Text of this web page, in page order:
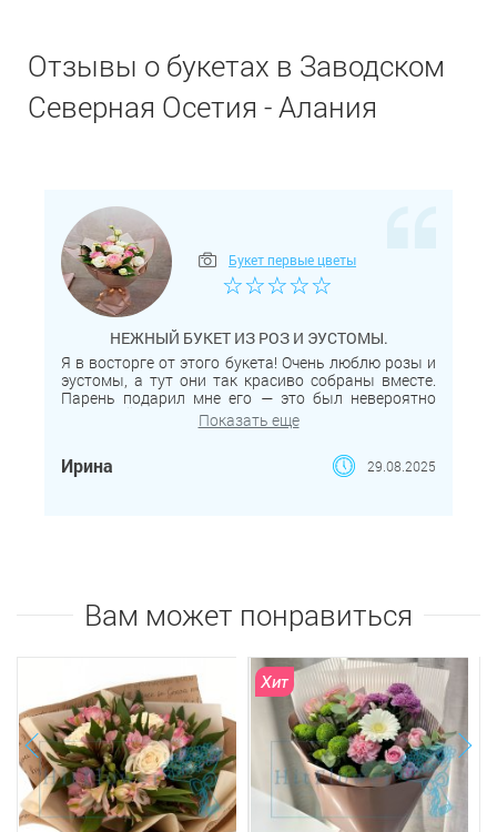
Отзывы о букетах в Заводском
Северная Осетия - Алания
Букет первые цветы
☆☆☆☆☆
НЕЖНЫЙ БУКЕТ ИЗ РОЗ И ЭУСТОМЫ.
Я в восторге от этого букета! Очень люблю розы и
эустомы, а тут они так красиво собраны вместе.
Парень подарил мне его — это был невероятно
приятный сюрприз. Цветы были свежими, с
тонким и нежным ароматом, сразу подняли
настроение. Особенно порадовало, что букет долго
радовал меня своим видом и совсем не завял в
Показать еще
Ирина 29.08.2025
Вам может понравиться
prev next
Хит